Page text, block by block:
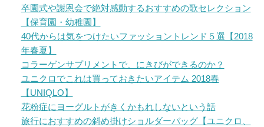
卒園式や謝恩会で絶対感動するおすすめの歌セレクション
【保育園・幼稚園】
40代からは気をつけたいファッショントレンド５選【2018
年春夏】
コラーゲンサプリメントで、にきびができるのか？
ユニクロでこれは買っておきたいアイテム 2018春
【UNIQLO】
花粉症にヨーグルトがきくかもれしないという話
旅行におすすめの斜め掛けショルダーバッグ【ユニクロ、